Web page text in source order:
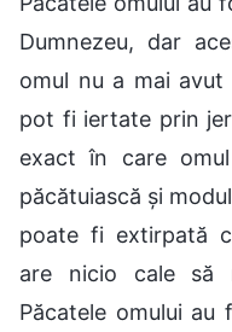
Dumnezeu, dar
omul nu a mai avut
pot fi iertate prin
exact în care
păcătuiască și
poate fi extirpată
are nicio cale să
Păcatele omului